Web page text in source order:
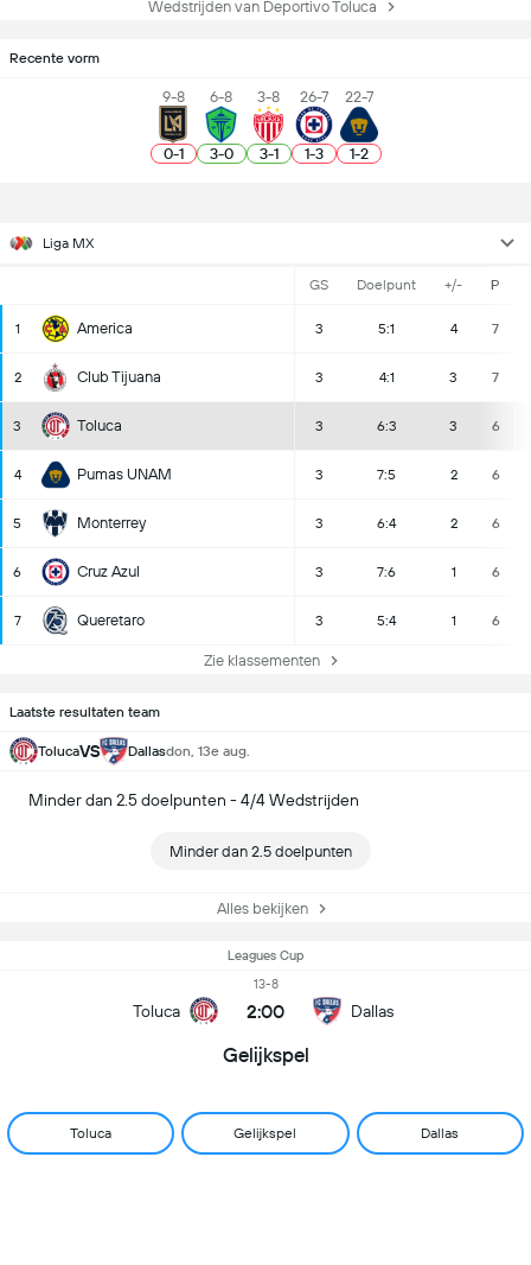
Wedstrijden van Deportivo Toluca
Recente vorm
9-8
0-1
6-8
3-0
3-8
3-1
26-7
1-3
22-7
1-2
Liga MX
GS Doelpunt +/- P
1 America 3 5:1 4 7
2 Club Tijuana 3 4:1 3 7
3 Toluca 3 6:3 3 6
4 Pumas UNAM 3 7:5 2 6
5 Monterrey 3 6:4 2 6
6 Cruz Azul 3 7:6 1 6
7 Queretaro 3 5:4 1 6
Zie klassementen
Laatste resultaten team
TolucaVS Dallasdon, 13e aug.
Minder dan 2.5 doelpunten - 4/4 Wedstrijden
Minder dan 2.5 doelpunten
Alles bekijken
Leagues Cup
Toluca
13-8
2:00 Dallas
Gelijkspel
Toluca Gelijkspel Dallas